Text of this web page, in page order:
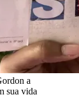
a
sua vida